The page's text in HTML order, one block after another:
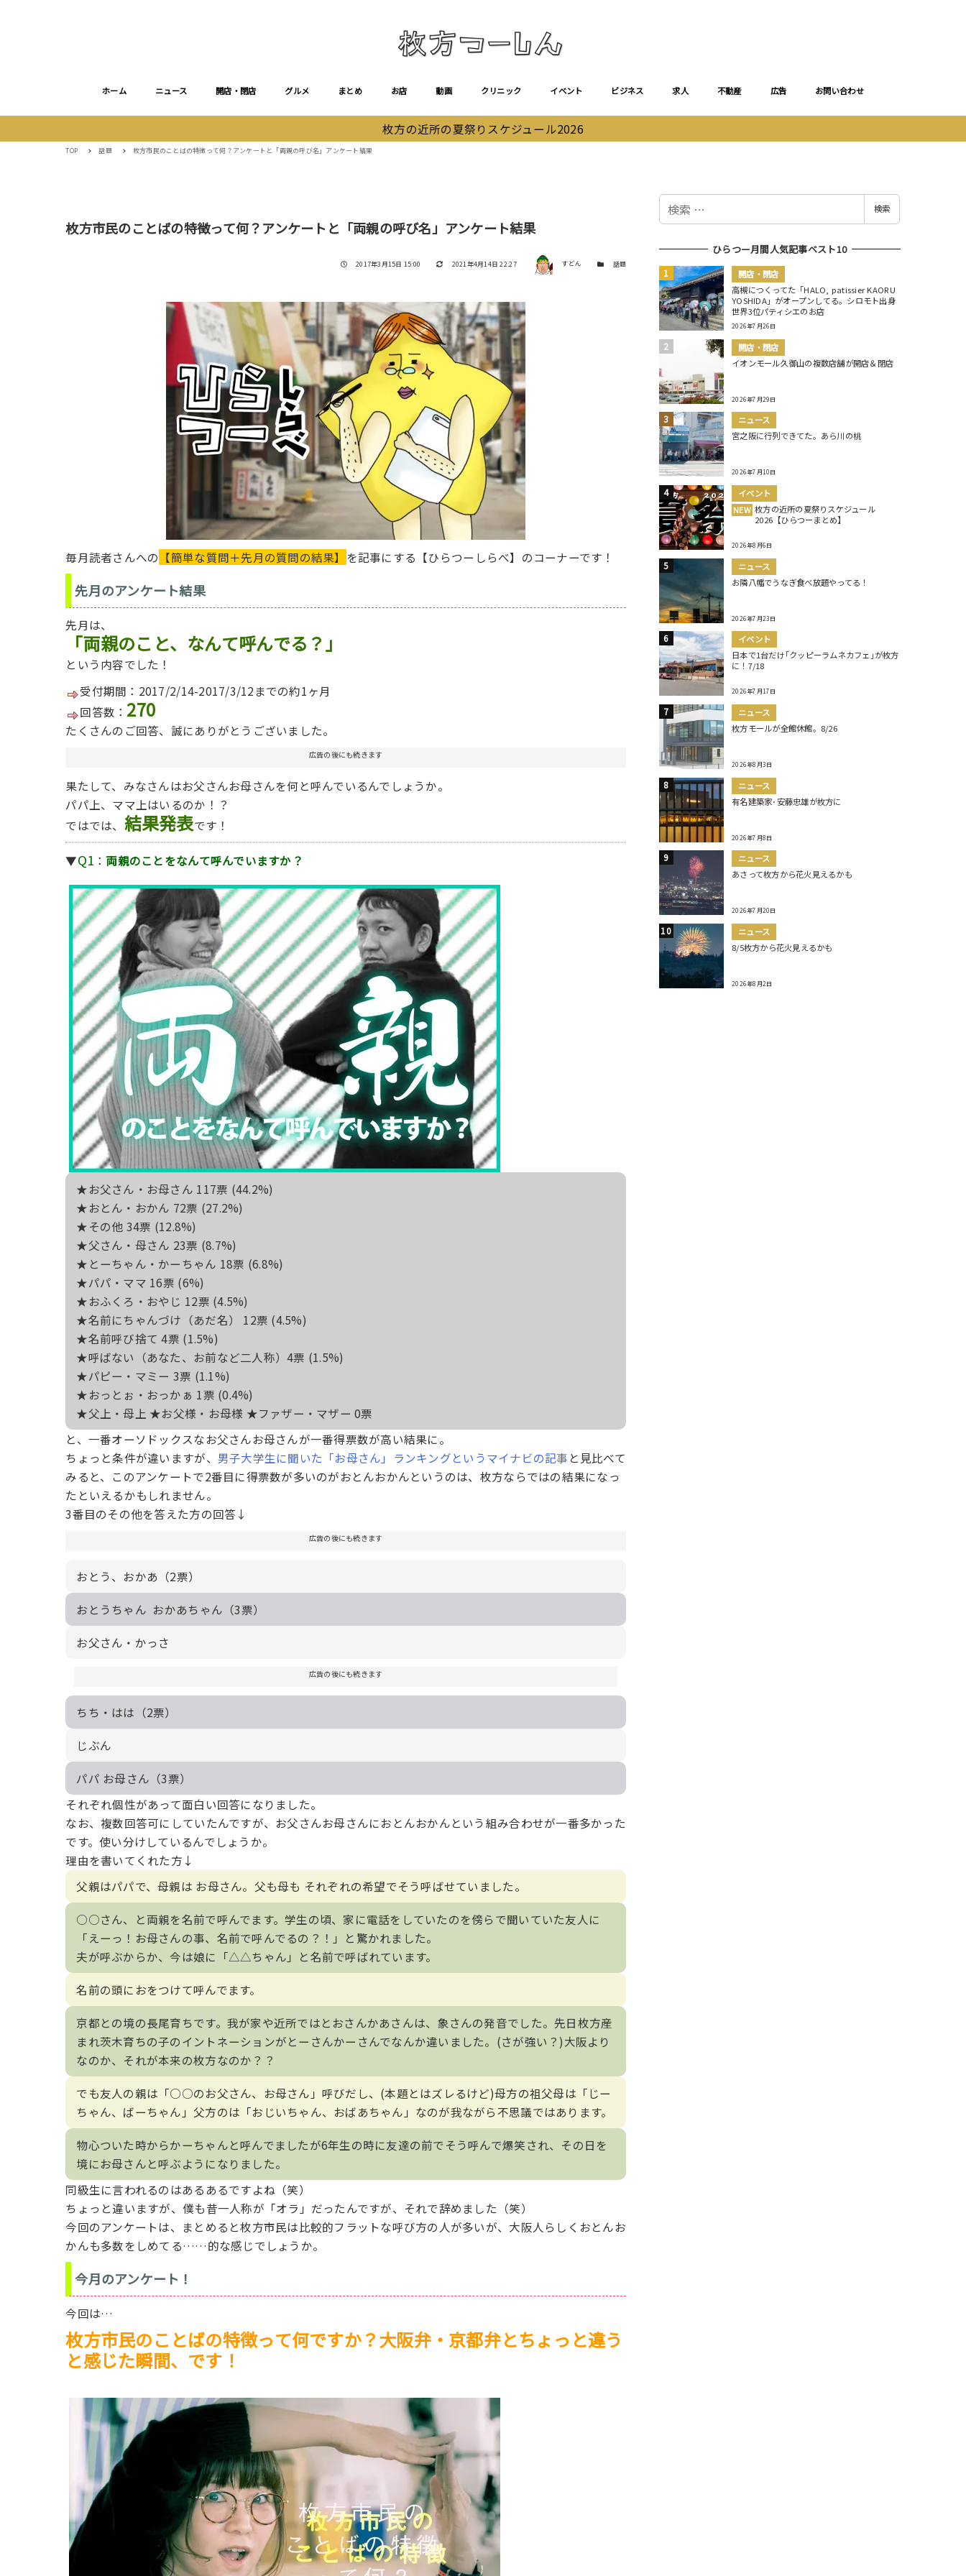
ホーム ニュース 開店・閉店 グルメ まとめ お店 動画 クリニック イベント ビジネス 求人 不動産 広告 お問い合わせ
枚方の近所の夏祭りスケジュール2026
TOP 話題 枚方市民のことばの特徴って何？アンケートと「両親の呼び名」アンケート結果
枚方市民のことばの特徴って何？アンケートと「両親の呼び名」アンケート結果
投稿日
2017年3月15日 15:00 更新日
2021年4月14日 22:27 著者 すどん カテゴリー
話題
毎月読者さんへの 【簡単な質問＋先月の質問の結果】 を記事にする【ひらつーしらべ】のコーナーです！
先月のアンケート結果
先月は、
「両親のこと、なんて呼んでる？」
という内容でした！
受付期間：2017/2/14-2017/3/12までの約1ヶ月
回答数： 270
たくさんのご回答、誠にありがとうございました。
広告の後にも続きます
果たして、みなさんはお父さんお母さんを何と呼んでいるんでしょうか。
パパ上、ママ上はいるのか！？
ではでは、 結果発表です！
▼Q1 ：両親のことをなんて呼んでいますか？
★お父さん・お母さん 117票 (44.2%)
★おとん・おかん 72票 (27.2%)
★その他 34票 (12.8%)
★父さん・母さん 23票 (8.7%)
★とーちゃん・かーちゃん 18票 (6.8%)
★パパ・ママ 16票 (6%)
★おふくろ・おやじ 12票 (4.5%)
★名前にちゃんづけ（あだ名） 12票 (4.5%)
★名前呼び捨て 4票 (1.5%)
★呼ばない（あなた、お前など二人称）4票 (1.5%)
★パピー・マミー 3票 (1.1%)
★おっとぉ・おっかぁ 1票 (0.4%)
★父上・母上 ★お父様・お母様 ★ファザー・マザー 0票
と、一番オーソドックスなお父さんお母さんが一番得票数が高い結果に。
ちょっと条件が違いますが、 男子大学生に聞いた「お母さん」ランキングというマイナビの記事 と見比べて
みると、このアンケートで2番目に得票数が多いのがおとんおかんというのは、枚方ならではの結果になっ
たといえるかもしれません。
3番目のその他を答えた方の回答↓
広告の後にも続きます
おとう、おかあ（2票）
おとうちゃん おかあちゃん（3票）
お父さん・かっさ
広告の後にも続きます
ちち・はは（2票）
じぶん
パパ お母さん（3票）
それぞれ個性があって面白い回答になりました。
なお、複数回答可にしていたんですが、お父さんお母さんにおとんおかんという組み合わせが一番多かった
です。使い分けしているんでしょうか。
理由を書いてくれた方↓
父親はパパで、母親は お母さん。父も母も それぞれの希望でそう呼ばせていました。
○○さん、と両親を名前で呼んでます。学生の頃、家に電話をしていたのを傍らで聞いていた友人に
「えーっ！お母さんの事、名前で呼んでるの？！」と驚かれました。
夫が呼ぶからか、今は娘に「△△ちゃん」と名前で呼ばれています。
名前の頭におをつけて呼んでます。
京都との境の長尾育ちです。我が家や近所ではとおさんかあさんは、象さんの発音でした。先日枚方産
まれ茨木育ちの子のイントネーションがとーさんかーさんでなんか違いました。(さが強い？)大阪より
なのか、それが本来の枚方なのか？？
でも友人の親は「○○のお父さん、お母さん」呼びだし、(本題とはズレるけど)母方の祖父母は「じー
ちゃん、ばーちゃん」父方のは「おじいちゃん、おばあちゃん」なのが我ながら不思議ではあります。
物心ついた時からかーちゃんと呼んでましたが6年生の時に友達の前でそう呼んで爆笑され、その日を
境にお母さんと呼ぶようになりました。
同級生に言われるのはあるあるですよね（笑）
ちょっと違いますが、僕も昔一人称が「オラ」だったんですが、それで辞めました（笑）
今回のアンケートは、まとめると枚方市民は比較的フラットな呼び方の人が多いが、大阪人らしくおとんお
かんも多数をしめてる……的な感じでしょうか。
今月のアンケート！
今回は…
枚方市民のことばの特徴って何ですか？大阪弁・京都弁とちょっと違う
と感じた瞬間、です！
検
検索
ひらつー月間人気記事ベスト10
開店・閉店
高槻につくってた「HALO, patissier KAORU
YOSHIDA」がオープンしてる。シロモト出身
世界3位パティシエのお店
2026年7月26日
開店・閉店
イオンモール久御山の複数店舗が開店＆閉店
2026年7月29日
ニュース
宮之阪に行列できてた。あら川の桃
2026年7月10日
イベント
NEW 枚方の近所の夏祭りスケジュール
2026【ひらつーまとめ】
2026年8月6日
ニュース
お隣八幡でうなぎ食べ放題やってる！
2026年7月23日
イベント
日本で1台だけ｢クッピーラムネカフェ｣が枚方
に！7/18
2026年7月17日
ニュース
枚方モールが全館休館。8/26
2026年8月3日
ニュース
有名建築家･安藤忠雄が枚方に
2026年7月8日
ニュース
あさって枚方から花火見えるかも
2026年7月20日
ニュース
8/5枚方から花火見えるかも
2026年8月2日